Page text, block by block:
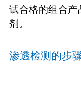
试合格的组合产
剂。
渗透检测的步